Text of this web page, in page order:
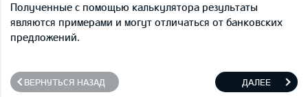
Полученные с помощью калькулятора результаты
являются примерами и могут отличаться от банковских
предложений.
ВЕРНУТЬСЯ НАЗАД ДАЛЕЕ